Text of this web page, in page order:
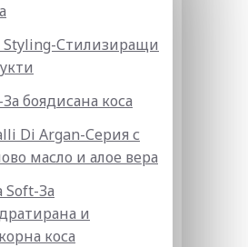
Стилизиращи
боядисана коса
Di Argan-Серия с
масло и алое вера
Soft-За
и
коса